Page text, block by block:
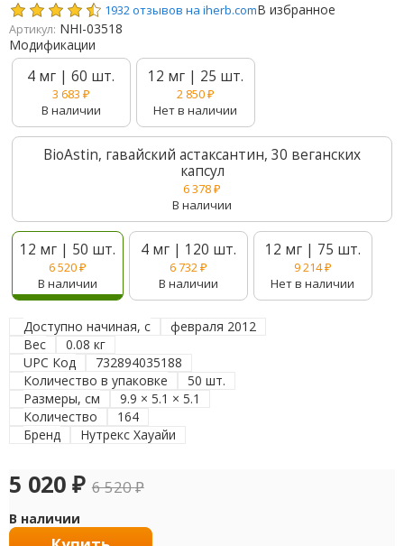
1932 отзывов на iherb.comВ избранное
Артикул: NHI-03518
Модификации
4 мг | 60 шт.
3 683 ₽
В наличии
12 мг | 25 шт.
2 850₽
Нет в наличии
BioAstin, гавайский астаксантин, 30 веганских
капсул
6 378₽
В наличии
12 мг | 50 шт.
6 520₽
В наличии
4 мг | 120 шт.
6 732₽
В наличии
12 мг | 75 шт.
9 214₽
Нет в наличии
Доступно начиная, с
февраля 2012
Вес
0.08 кг
UPC Код
732894035188
Количество в упаковке
50 шт.
Размеры, см
9.9 × 5.1 × 5.1
Количество
164
Бренд
Нутрекс Хауайи
5 020 ₽ 6 520₽
В наличии